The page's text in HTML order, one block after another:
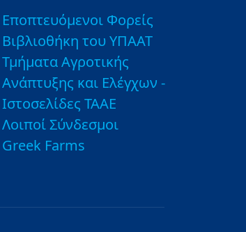
Εποπτευόμενοι Φορείς
Βιβλιοθήκη του ΥΠΑΑΤ
Τμήματα Αγροτικής
Ανάπτυξης και Ελέγχων -
Ιστοσελίδες ΤΑΑΕ
Λοιποί Σύνδεσμοι
Greek Farms